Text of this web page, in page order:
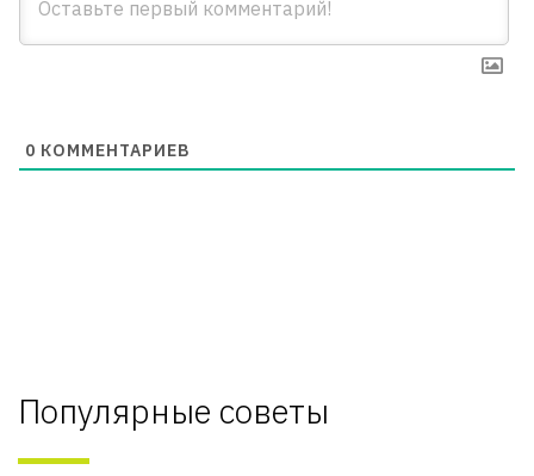
0 КОММЕНТАРИЕВ
Популярные советы